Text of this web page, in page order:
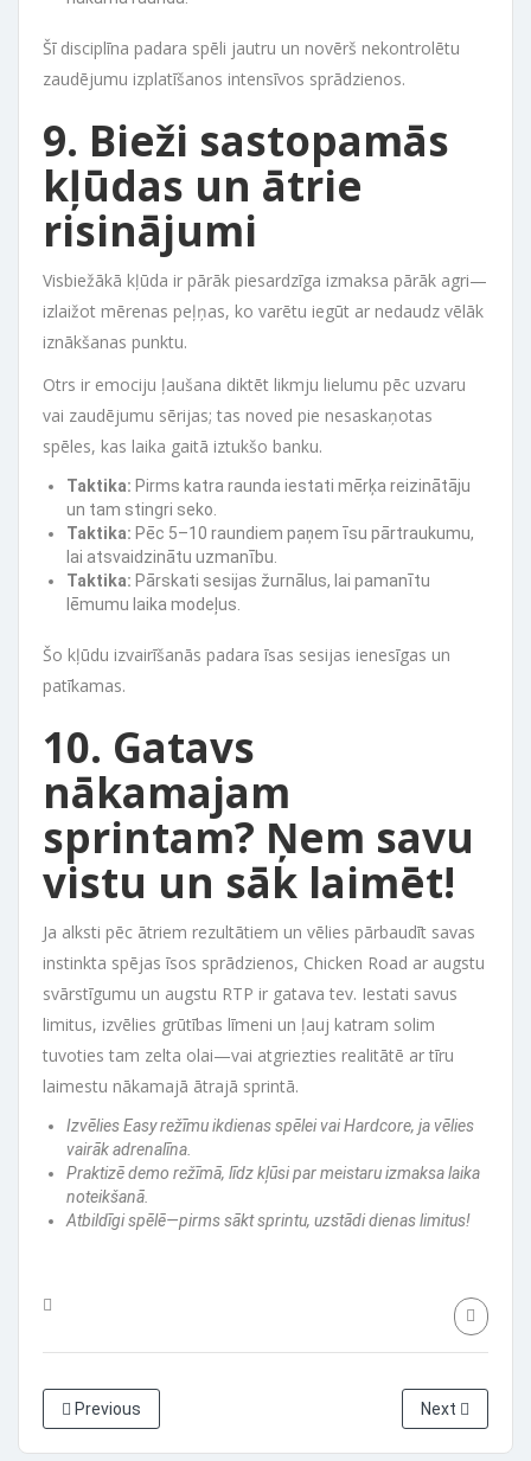
Šī disciplīna padara spēli jautru un novērš nekontrolētu
zaudējumu izplatīšanos intensīvos sprādzienos.
9. Bieži sastopamās
kļūdas un ātrie
risinājumi
Visbiežākā kļūda ir pārāk piesardzīga izmaksa pārāk agri—
izlaižot mērenas peļņas, ko varētu iegūt ar nedaudz vēlāk
iznākšanas punktu.
Otrs ir emociju ļaušana diktēt likmju lielumu pēc uzvaru
vai zaudējumu sērijas; tas noved pie nesaskaņotas
spēles, kas laika gaitā iztukšo banku.
Taktika: Pirms katra raunda iestati mērķa reizinātāju
un tam stingri seko.
Taktika: Pēc 5–10 raundiem paņem īsu pārtraukumu,
lai atsvaidzinātu uzmanību.
Taktika: Pārskati sesijas žurnālus, lai pamanītu
lēmumu laika modeļus.
Šo kļūdu izvairīšanās padara īsas sesijas ienesīgas un
patīkamas.
10. Gatavs
nākamajam
sprintam? Ņem savu
vistu un sāk laimēt!
Ja alksti pēc ātriem rezultātiem un vēlies pārbaudīt savas
instinkta spējas īsos sprādzienos, Chicken Road ar augstu
svārstīgumu un augstu RTP ir gatava tev. Iestati savus
limitus, izvēlies grūtības līmeni un ļauj katram solim
tuvoties tam zelta olai—vai atgriezties realitātē ar tīru
laimestu nākamajā ātrajā sprintā.
Izvēlies Easy režīmu ikdienas spēlei vai Hardcore, ja vēlies
vairāk adrenalīna.
Praktizē demo režīmā, līdz kļūsi par meistaru izmaksa laika
noteikšanā.
Atbildīgi spēlē—pirms sākt sprintu, uzstādi dienas limitus!
Previous Next